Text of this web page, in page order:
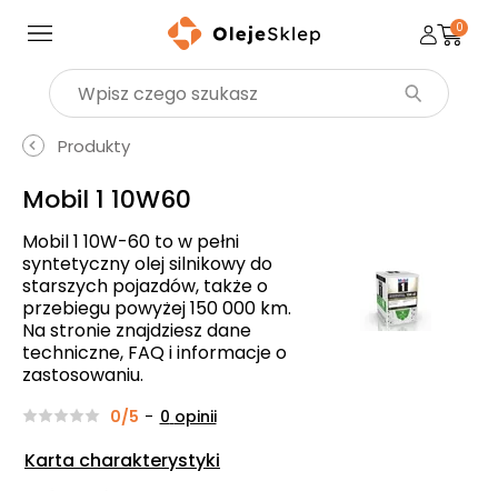
Wyszukaj produkt
0
Produkty
Mobil 1 10W60
Mobil 1 10W-60 to w pełni
syntetyczny olej silnikowy do
starszych pojazdów, także o
przebiegu powyżej 150 000 km.
Na stronie znajdziesz dane
techniczne, FAQ i informacje o
zastosowaniu.
0/5 - 0 opinii
Karta charakterystyki